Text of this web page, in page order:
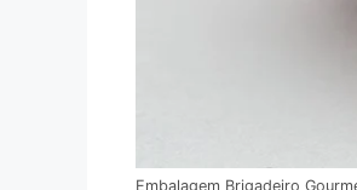
Embalagem Brigadeiro